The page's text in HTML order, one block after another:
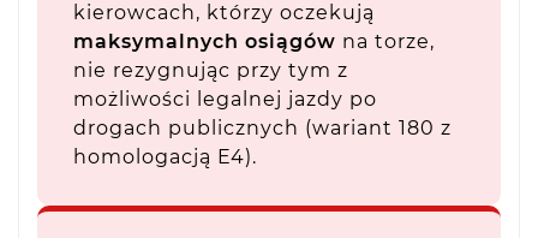
kierowcach, którzy oczekują
maksymalnych osiągów na torze,
nie rezygnując przy tym z
możliwości legalnej jazdy po
drogach publicznych (wariant 180 z
homologacją E4).